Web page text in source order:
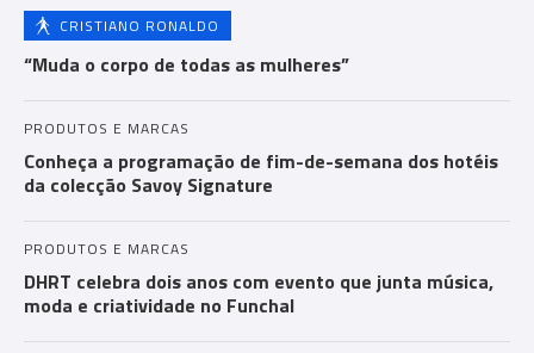
CRISTIANO RONALDO
“Muda o corpo de todas as mulheres”
PRODUTOS E MARCAS
Conheça a programação de fim-de-semana dos hotéis
da colecção Savoy Signature
PRODUTOS E MARCAS
DHRT celebra dois anos com evento que junta música,
moda e criatividade no Funchal